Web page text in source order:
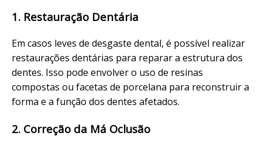
1. Restauração Dentária
Em casos leves de desgaste dental, é possível realizar
restaurações dentárias para reparar a estrutura dos
dentes. Isso pode envolver o uso de resinas
compostas ou facetas de porcelana para reconstruir a
forma e a função dos dentes afetados.
2. Correção da Má Oclusão